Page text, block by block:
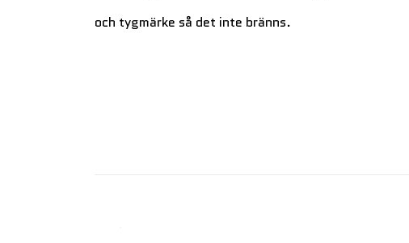
och tygmärke så det inte bränns.